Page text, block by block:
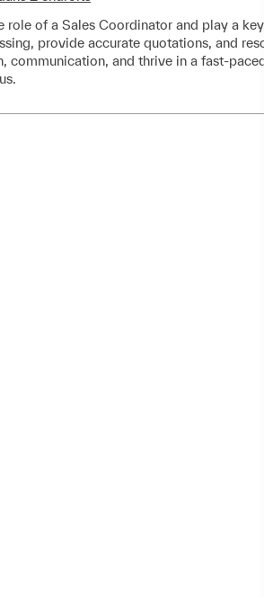
role of a Sales Coordinator and play a
provide accurate quotations, and
communication, and thrive in a fast-